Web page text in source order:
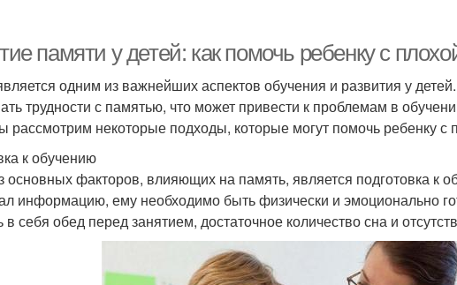
памяти у детей: как помочь ребенку с
одним из важнейших аспектов обучения и развития у
трудности с памятью, что может привести к проблемам в
рассмотрим некоторые подходы, которые могут помочь ребенку с
к обучению
основных факторов, влияющих на память, является подготовка к
информацию, ему необходимо быть физически и эмоционально
в себя обед перед занятием, достаточное количество сна и